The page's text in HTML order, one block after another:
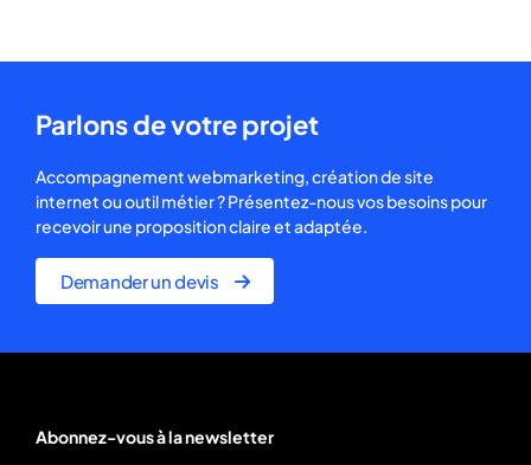
Parlons de votre projet
Accompagnement webmarketing, création de site
internet ou outil métier ? Présentez-nous vos besoins pour
recevoir une proposition claire et adaptée.
Demander un devis
Abonnez-vous à la newsletter